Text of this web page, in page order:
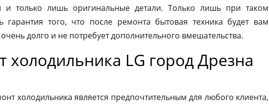
и только лишь оригинальные детали. Только лишь при таком
гарантия того, что после ремонта бытовая техника будет вам
долго и не потребует дополнительного вмешательства.
холодильника LG город Дрезна
холодильника является предпочтительным для любого клиента,